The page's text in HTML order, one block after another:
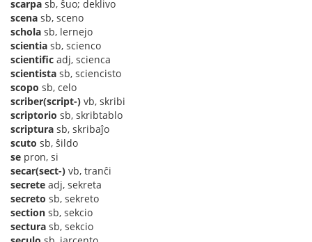
scarpa sb, ŝuo; deklivo
scena sb, sceno
schola sb, lernejo
scientia sb, scienco
scientific adj, scienca
scientista sb, sciencisto
scopo sb, celo
scriber(script-) vb, skribi
scriptorio sb, skribtablo
scriptura sb, skribaĵo
scuto sb, ŝildo
se pron, si
secar(sect-) vb, tranĉi
secrete adj, sekreta
secreto sb, sekreto
section sb, sekcio
sectura sb, sekcio